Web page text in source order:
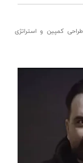
طراحی کمپین و استراتژی